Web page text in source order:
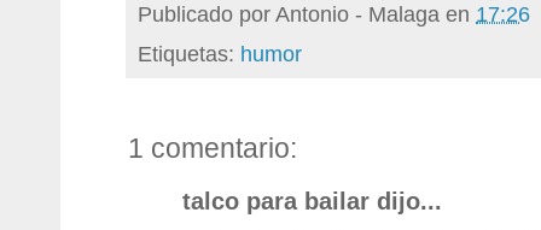
Publicado porAntonio - Malaga en 17:26
Etiquetas: humor
1 comentario:
talco para bailar dijo...